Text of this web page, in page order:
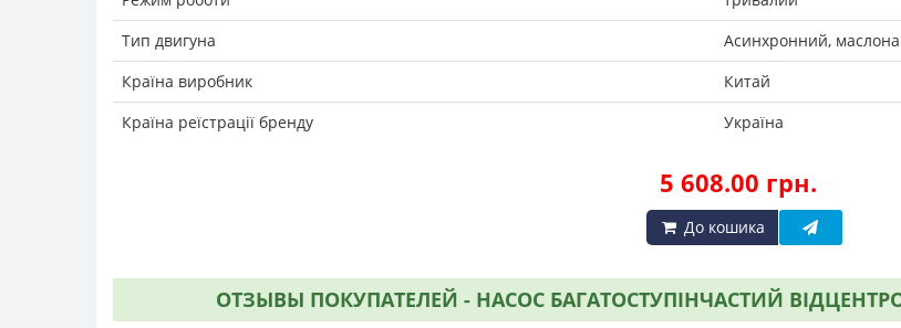
Тип двигуна
Асинхронний,
Країна виробник
Китай
Країна реїстрації бренду
Україна
5 608.00 грн.
До кошика
ОТЗЫВЫ ПОКУПАТЕЛЕЙ - НАСОС БАГАТОСТУПІНЧАСТИЙ